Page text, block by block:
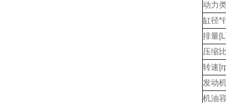
动力
缸径*
排量
压缩
转速
发动
机油